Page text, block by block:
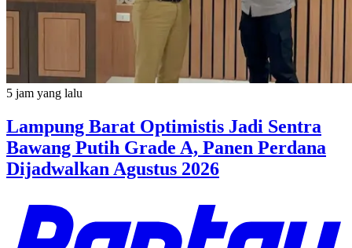
5 jam yang lalu
Lampung Barat Optimistis Jadi Sentra
Bawang Putih Grade A, Panen Perdana
Dijadwalkan Agustus 2026